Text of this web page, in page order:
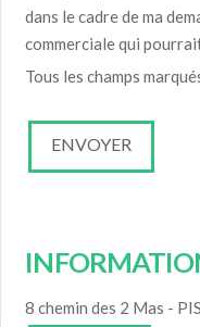
dans le cadre de ma
commerciale qui
Tous les champs
8 chemin des 2 Mas -